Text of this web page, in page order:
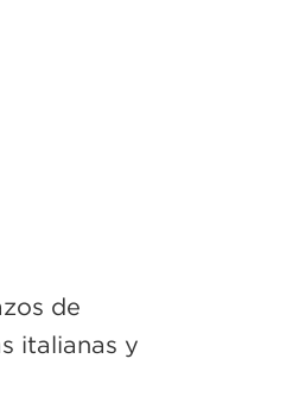
de
italianas y